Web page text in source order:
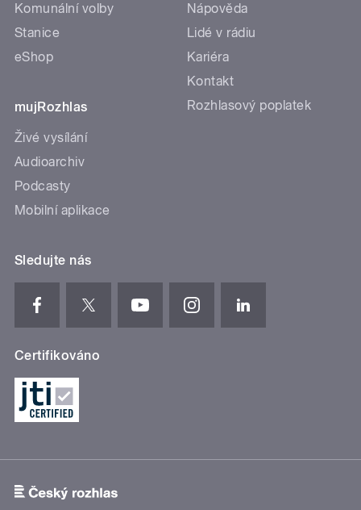
Komunální volby
Stanice
eShop
mujRozhlas
Živé vysílání
Audioarchiv
Podcasty
Mobilní aplikace
Nápověda
Lidé v rádiu
Kariéra
Kontakt
Rozhlasový poplatek
Sledujte nás
Certifikováno